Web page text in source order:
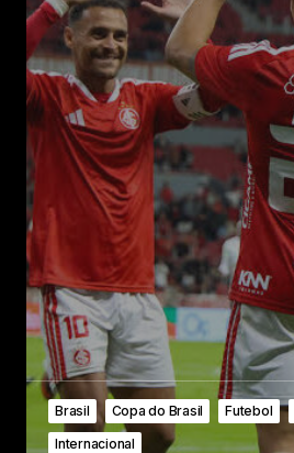
Brasil Copa do Brasil Futebol
Internacional